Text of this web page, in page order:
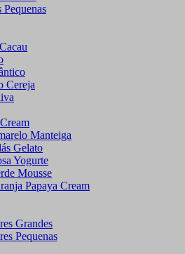
Cereja
Manteiga
Gelato
Yogurte
Mousse
Papaya Cream
Grandes
Pequenas